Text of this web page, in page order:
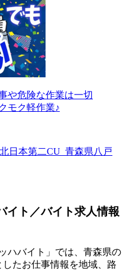
や危険な作業は一切
モク軽作業♪
日本第二CU_青森県八戸
イト／バイト求人情報
ハバイト」では、青森県の
たお仕事情報を地域、路